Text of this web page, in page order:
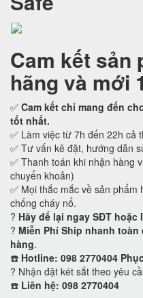
Cam kết sản
hãng và mới
✅ Cam kết chỉ mang đến
tốt nhất.
✅ Làm việc từ 7h đến 22h cả
✅ Tư vấn kê đặt, hướng dẫn
✅ Thanh toán khi nhận hàng
chuyển khoản)
✅ Mọi thắc mắc về sản
chống cháy nổ.
? Hãy để lại ngay SĐT
? Miễn Phí Ship nhanh
hàng.
☎️ Hotline: 098 2770404
? Nhận đặt két sắt theo yêu
☎️ Liên hệ: 098 2770404